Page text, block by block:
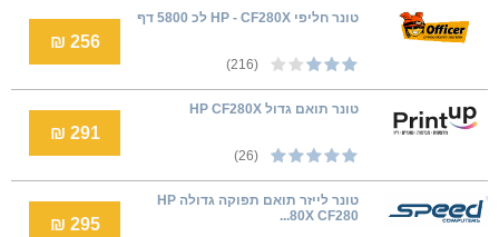
טונר חליפי HP - CF280X לכ 5800 דף
(216)
256 ₪
טונר תואם גדול HP CF280X
(26)
291 ₪
טונר לייזר תואם תפוקה גדולה HP
80X CF280...
295 ₪